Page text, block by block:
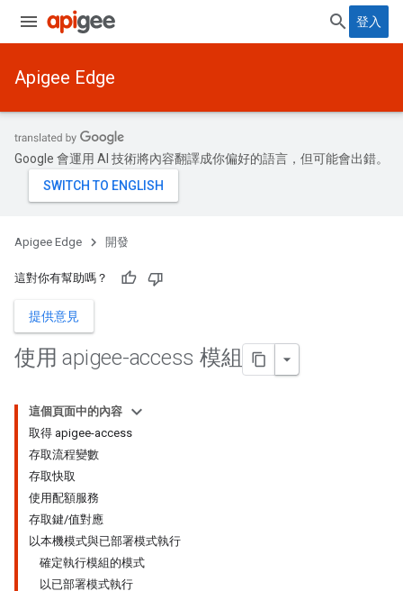
登入
Apigee Edge
Google 會運用 AI 技術將內容翻譯成你偏好的語言，但可能會出錯。
Apigee Edge 開發
這對你有幫助嗎？
提供意見
使用 apigee-access 模組
這個頁面中的內容
取得 apigee-access
存取流程變數
存取快取
使用配額服務
存取鍵/值對應
以本機模式與已部署模式執行
確定執行模組的模式
以已部署模式執行